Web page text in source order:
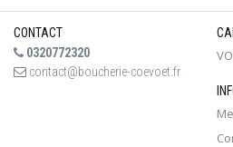
CONTACT
0320772320
contact@boucherie-coevoet.fr